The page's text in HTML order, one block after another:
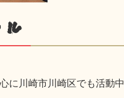
に川崎市川崎区でも活動中